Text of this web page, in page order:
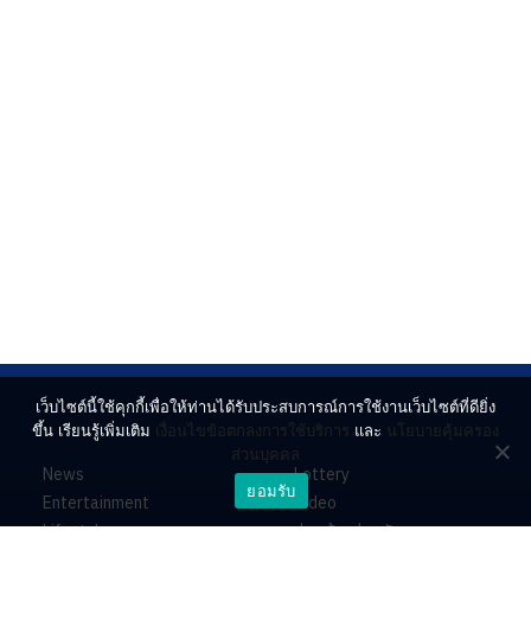
News
Entertainment
Lifestyle
Lottery
Video
ร่วมด้วยช่วยกัน
เว็บไซต์นี้ใช้คุกกี้เพื่อให้ท่านได้รับประสบการณ์การใช้งานเว็บไซต์ที่ดียิ่ง
ขึ้น เรียนรู้เพิ่มเติม เงื่อนไขข้อตกลงการใช้บริการ และ นโยบายคุ้มครอง
ส่วนบุคคล
ยอมรับ